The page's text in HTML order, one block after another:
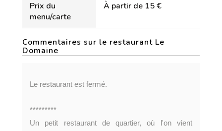
Prix du
menu/carte
À partir de 15 €
Commentaires sur le restaurant Le
Domaine
Le restaurant est fermé.
*********
Un petit restaurant de quartier, où l'on vient